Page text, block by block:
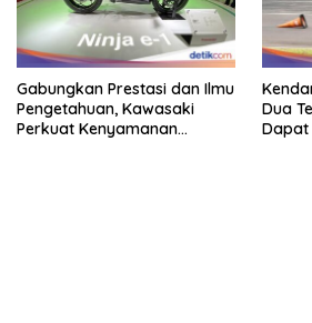
Gabungkan Prestasi dan Ilmu
Pengetahuan, Kawasaki
Perkuat Kenyamanan
Dua
Dapat